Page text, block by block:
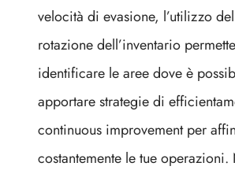
velocità di evasione, l’utilizzo
rotazione dell’inventario
identificare le aree dove è
apportare strategie di
continuous improvement per
costantemente le tue